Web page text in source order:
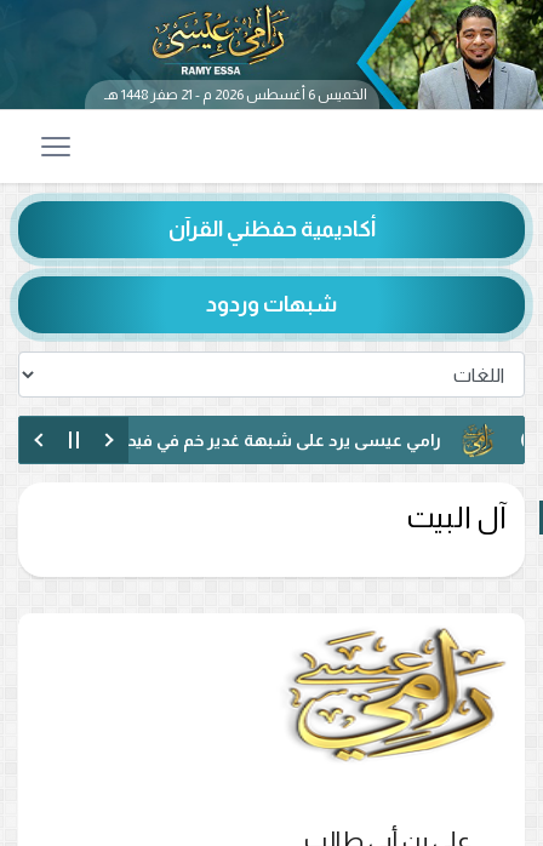
الخميس 6 أغسطس 2026 م - 21 صفر 1448 هـ
أكاديمية حفظني القرآن
شبهات وردود
رامي عيسى يرد على شبهة غدير خم في فيديو متداول.. ماذا قال
آل البيت
علي بن أبي طالب